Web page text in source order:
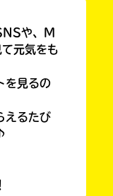
や、M
元気をも
を見るの
えるたび